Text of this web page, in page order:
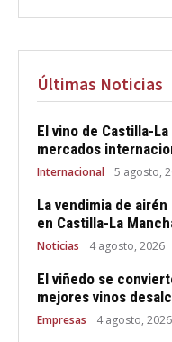
Últimas Noticias
El vino de Castilla-
mercados
Internacional 5 agosto,
La vendimia de
en Castilla-La
Noticias 4 agosto, 2026
El viñedo se
mejores vinos
Empresas 4 agosto, 2026